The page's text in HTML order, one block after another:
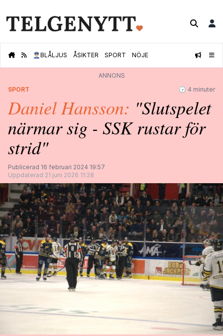
👮🏻‍♂️BLÅLJUS ÅSIKTER SPORT NÖJE
ANNONS
SPORT
🕝 4 minuter
Daniel Hansson: "Slutspelet
närmar sig - SSK rustar för
strid"
Publicerad 16 februari 2024 19:57
Uppdaterad 21 juni 2026 11:28